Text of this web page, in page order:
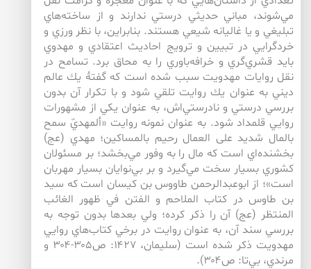
مي‌‌شوند، مباني حديثي درستي ندارند و از ساخته‌هاي
تبليغي و يا غاليانه شيعي هستند. بنابراين، با نظر ورزي و
خردگرايي در تبيين و ترويج احاديث اعتقادي و مهدوي
بايد قشري‌گري و خرافه‌باوري را به محاق برد. تسامح در
نقل روايات مهدويت سبب شده است كه گفتۀ يك عالم
ديني به عنوان يك روايت تلقي شود و با تكرار آن بدون
بررسي درستي و نادرستي‌اش، به عنوان يكي از مشهورات
روايي قلمداد شود. به عنوان نمونه روايت «ألمهديّ سمح
بالمال شديد على العمال رحيم بالمساكين؛ مهدي (عج)
بخشنده‌اي است كه مال را به وفور مي‌بخشد؛ بر مسئولان
كشوري بسيار سخت مي‌گيرد و بر بي‌نوايان بسيار مهربان
است»؛ از ابوعبدالرحمن طاووس بن كيسان است كه سيد
بن طاوس در كتاب الملاحم و الفتن في ظهور الغائب
المنتظر (عج) آن را ذكر كرده؛ ولي بعدها بدون توجه به
بررسي سند آن، به عنوان روايت در برخي كتاب‌هاي روايي
مهدويت ذكر شده است (سليمان، ۱۴۲۷: ص۳۰۵-۳۰۴ و
مرندي، بي‌‌تا: ص۳۰۴).